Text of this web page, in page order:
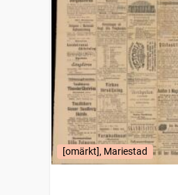
[omärkt], Mariestad